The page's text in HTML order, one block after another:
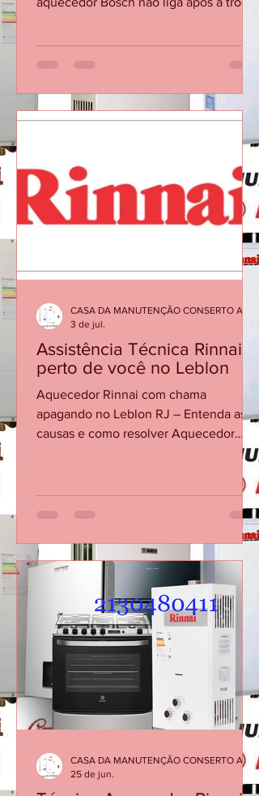
de pilhas: o que verificar Se o
de pilhas, o problema pode estar no
Confirme a polaridade e se as pilhas
compartimento estão limpos e firmes.
Abra a água quente e confirme se há
vazão/pressão suficientes para acionar.
Cheque se o registro de gás está
Assistência Técnica Rinnai
perto de você no Leblon
Aquecedor Rinnai com chama
apagando no Leblon RJ – Entenda as
aquecedor Rinnai Leblon Manutenção
de aquecedor Rinnai RJ Técnico Rinnai
Leblon O aquecedor Rinnai pode
apresentar falhas em que a chama se
apaga durante o funcionamento,
interrompendo o aquecimento da água.
Esse problema pode estar relacionado
ao sensor de chama, fluxo de água
insuficiente, alimentação de gás, exa
3 de jul.
CASA DA MANUTENÇÃO CONSERTO AQUECEDOR RINNAI